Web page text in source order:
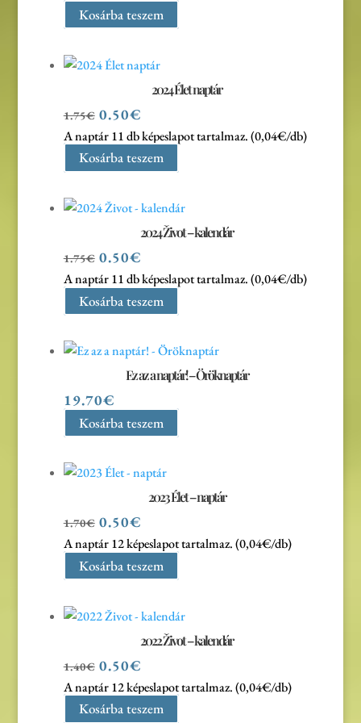
was:
1.75€.
is:
0.50€.
Kosárba teszem
2024 Élet naptár
1.75€ Original
price
was:
1.75€.
0.50€Current
price
is:
0.50€.
A naptár 11 db képeslapot tartalmaz. (0,04€/db)
Kosárba teszem
2024 Život – kalendár
1.75€ Original
price
was:
1.75€.
0.50€Current
price
is:
0.50€.
A naptár 11 db képeslapot tartalmaz. (0,04€/db)
Kosárba teszem
Ez az a naptár! – Öröknaptár
19.70€
Kosárba teszem
2023 Élet – naptár
1.70€ Original
price
was:
1.70€.
0.50€Current
price
is:
0.50€.
A naptár 12 képeslapot tartalmaz. (0,04€/db)
Kosárba teszem
2022 Život – kalendár
1.40€ Original
price
was:
0.50€Current
price
is:
A naptár 12 képeslapot tartalmaz. (0,04€/db)
Kosárba teszem